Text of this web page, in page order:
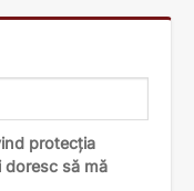
protecția
doresc să mă